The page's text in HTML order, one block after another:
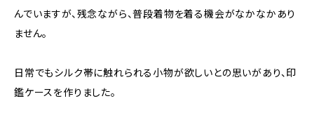
んでいますが、残念ながら、普段着物を着る機会がなかなかあり
ません。
日常でもシルク帯に触れられる小物が欲しいとの思いがあり、印
鑑ケースを作りました。